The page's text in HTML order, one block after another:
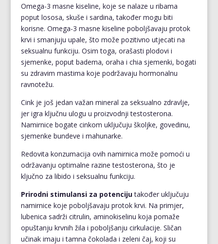
Omega-3 masne kiseline, koje se nalaze u ribama
poput lososa, skuše i sardina, također mogu biti
korisne. Omega-3 masne kiseline poboljšavaju protok
krvi i smanjuju upale, što može pozitivno utjecati na
seksualnu funkciju. Osim toga, orašasti plodovi i
sjemenke, poput badema, oraha i chia sjemenki, bogati
su zdravim mastima koje podržavaju hormonalnu
ravnotežu.
Cink je još jedan važan mineral za seksualno zdravlje,
jer igra ključnu ulogu u proizvodnji testosterona.
Namirnice bogate cinkom uključuju školjke, govedinu,
sjemenke bundeve i mahunarke.
Redovita konzumacija ovih namirnica može pomoći u
održavanju optimalne razine testosterona, što je
ključno za libido i seksualnu funkciju.
Prirodni stimulansi za potencijutakođer uključuju
namirnice koje poboljšavaju protok krvi. Na primjer,
lubenica sadrži citrulin, aminokiselinu koja pomaže
opuštanju krvnih žila i poboljšanju cirkulacije. Sličan
učinak imaju i tamna čokolada i zeleni čaj, koji su